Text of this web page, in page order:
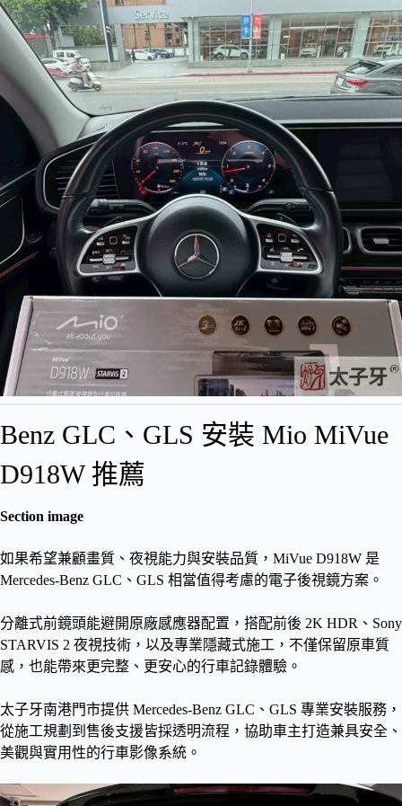
Benz GLC、GLS 安裝 Mio MiVue
D918W 推薦
Section image
如果希望兼顧畫質、夜視能力與安裝品質，MiVue D918W 是
Mercedes-Benz GLC、GLS 相當值得考慮的電子後視鏡方案。
分離式前鏡頭能避開原廠感應器配置，搭配前後 2K HDR、Sony
STARVIS 2 夜視技術，以及專業隱藏式施工，不僅保留原車質
感，也能帶來更完整、更安心的行車記錄體驗。
太子牙南港門市提供 Mercedes-Benz GLC、GLS 專業安裝服務，
從施工規劃到售後支援皆採透明流程，協助車主打造兼具安全、
美觀與實用性的行車影像系統。